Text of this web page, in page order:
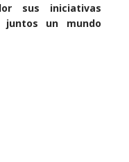
sus iniciativas
juntos un mundo